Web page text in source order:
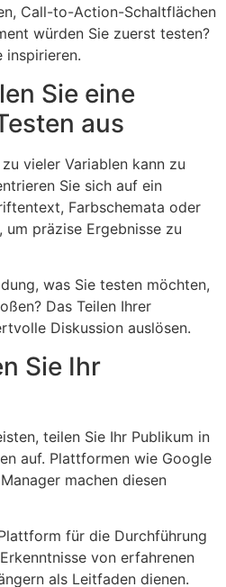
Call-to-Action-Schaltflächen
würden Sie zuerst testen?
inspirieren.
Sie eine
aus
vieler Variablen kann zu
Sie sich auf ein
Farbschemata oder
um präzise Ergebnisse zu
was Sie testen möchten,
Das Teilen Ihrer
Diskussion auslösen.
Sie Ihr
teilen Sie Ihr Publikum in
auf. Plattformen wie Google
machen diesen
für die Durchführung
von erfahrenen
als Leitfaden dienen.